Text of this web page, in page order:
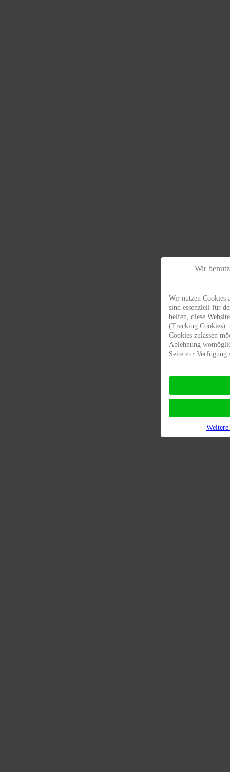
Wir
Wir nutzen Cookies
sind essenziell für
helfen, diese
(Tracking Cookies).
Cookies zulassen
Ablehnung
Seite zur Verfügung